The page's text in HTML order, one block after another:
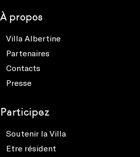
À propos
Villa Albertine
Partenaires
Contacts
Presse
Participez
Soutenir la Villa
Etre résident